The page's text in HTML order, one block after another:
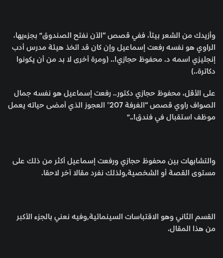
وأزيدك من الشعر بيتاً، ففي قصص “الآن نفتح الصندوق” بجزءيها،
الراوي هو نفسه رفعت إسماعيل وإن كان قد اتخذ هيئة مدرس أدب
إنجليزي اسمه د. محفوظ حجازي!.. (ومرة أخرى لا بد من أن يكونوا
دكاترة..)
على الأقل، محفوظ حجازي دكتور.. رفعت إسماعيل هو نفسه جمال
الصواف راوي قصص “الغرفة 207″ العجوز الذي أمضى حياته يعمل
موظف استقبال في فندق!..”
والتشابهات بين محفوظ حجازي ورفعت إسماعيل أكثر من ذلك على
مستوى القصة أو الشخصية,ولذلك نفرد مقالا آخر لاحقا.
القسم الثاني وهو الاقتباسات السينمائية,وفيه نعني بالجزء الأكبر
من هذا المقال.